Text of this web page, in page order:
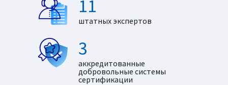
11
штатных экспертов
3
аккредитованные
добровольные системы
сертификации